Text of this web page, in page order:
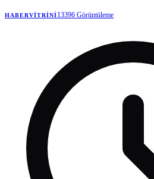
son yıllardaki yakınlaşmanın en dikkat
HABERVITRINI13396 Görüntüleme